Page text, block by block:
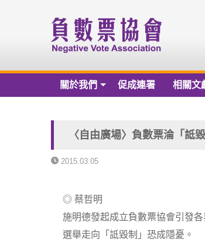
關於我們
負數票協會章程草案
負數票協會會員名冊
歷年捐款芳名錄
財務報告
促成連署 相關文
〈自由廣場〉負數票淪「詆毀
2015.03.05
◎ 蔡哲明
施明德發起成立負數票協會引發
選舉走向「詆毀制」恐成隱憂。